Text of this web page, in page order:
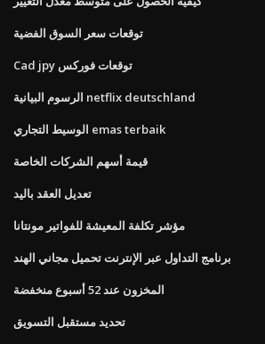
توقعات سعر السوق الفضية
Cad jpy توقعات فوركس
الرسوم البيانية netflix deutschland
الوسيط التجاري emas terbaik
قيمة أسهم الشركات الخاصة
تعديل العقد باليد
مؤشر تكلفة المعيشة للفواتير مونتانا
برنامج التداول عبر الإنترنت تحميل مجاني الهند
المخزون عند 52 أسبوع منخفضة
تحديد مستقبل التسويق